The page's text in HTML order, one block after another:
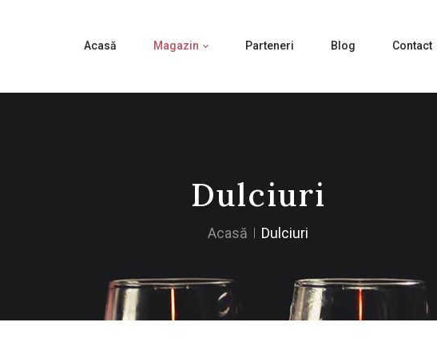
Acasă Magazin Parteneri Blog Contact
Dulciuri
Acasă Dulciuri